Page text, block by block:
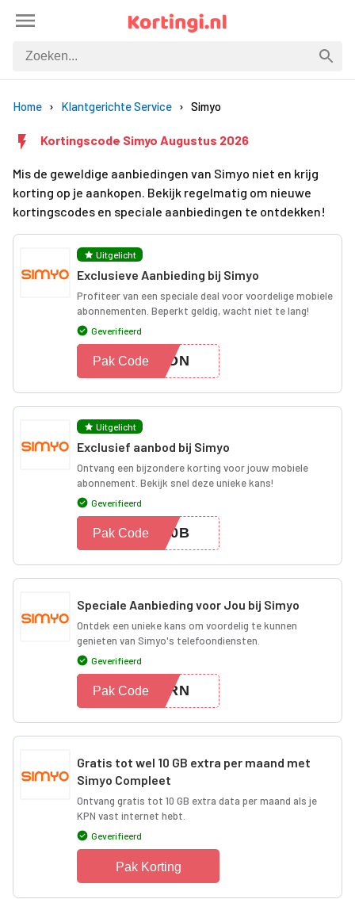
Home Klantgerichte Service Simyo
Kortingscode Simyo Augustus 2026
Mis de geweldige aanbiedingen van Simyo niet en krijg
korting op je aankopen. Bekijk regelmatig om nieuwe
kortingscodes en speciale aanbiedingen te ontdekken!
Uitgelicht
Exclusieve Aanbieding bij Simyo
Profiteer van een speciale deal voor voordelige mobiele
abonnementen. Beperkt geldig, wacht niet te lang!
Geverifieerd
UPON
Pak Code
Uitgelicht
Exclusief aanbod bij Simyo
Ontvang een bijzondere korting voor jouw mobiele
abonnement. Bekijk snel deze unieke kans!
Geverifieerd
PX0B
Pak Code
Speciale Aanbieding voor Jou bij Simyo
Ontdek een unieke kans om voordelig te kunnen
genieten van Simyo's telefoondiensten.
Geverifieerd
GTRN
Pak Code
Gratis tot wel 10 GB extra per maand met
Simyo Compleet
Ontvang gratis tot 10 GB extra data per maand als je
KPN vast internet hebt.
Geverifieerd
Pak Korting